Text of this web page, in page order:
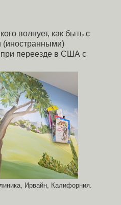
волнует, как быть с
(иностранными)
при переезде в США с
Ирвайн, Калифорния.